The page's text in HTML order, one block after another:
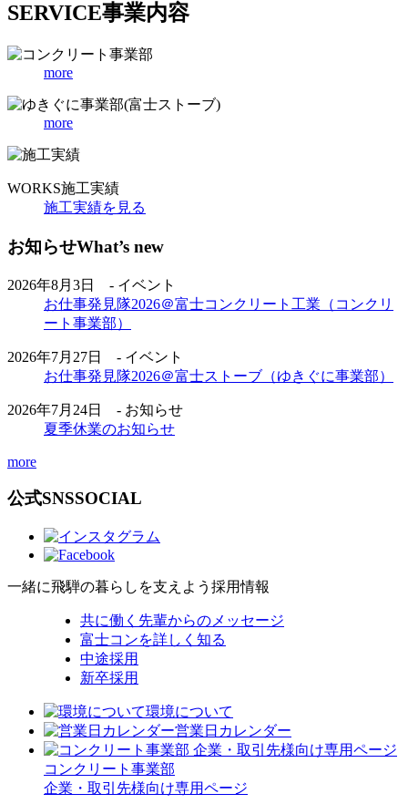
SERVICE事業内容
more
more
WORKS施工実績
施工実績を見る
お知らせWhat’s new
2026年8月3日 - イベント
お仕事発見隊2026＠富士コンクリート工業（コンクリ
ート事業部）
2026年7月27日 - イベント
お仕事発見隊2026＠富士ストーブ（ゆきぐに事業部）
2026年7月24日 - お知らせ
夏季休業のお知らせ
more
公式SNSSOCIAL
一緒に飛騨の暮らしを支えよう 採用情報
共に働く先輩からのメッセージ
富士コンを詳しく知る
中途採用
新卒採用
環境について
営業日カレンダー
コンクリート事業部
企業・取引先様向け専用ページ